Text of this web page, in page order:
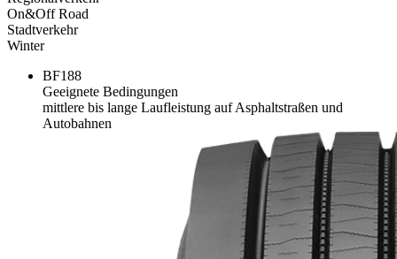
On&Off Road
Stadtverkehr
Winter
BF188
Geeignete Bedingungen
mittlere bis lange Laufleistung auf Asphaltstraßen und
Autobahnen